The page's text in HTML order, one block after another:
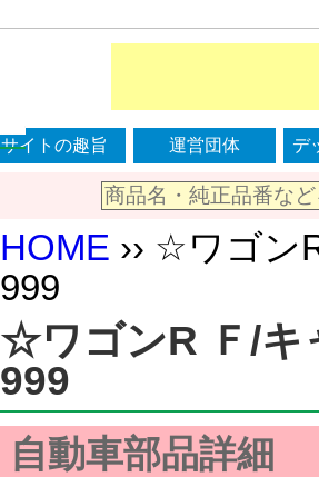
サイトの趣旨 運営団体 デ
HOME ›› ☆ワゴン
999
☆ワゴンR Ｆ/キ
999
自動車部品詳細